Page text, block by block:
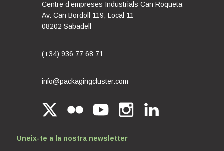
Centre d’empreses Industrials Can Roqueta
Av. Can Bordoll 119, Local 11
08202 Sabadell
(+34) 936 77 68 71
info@packagingcluster.com
Uneix-te a la nostra newsletter